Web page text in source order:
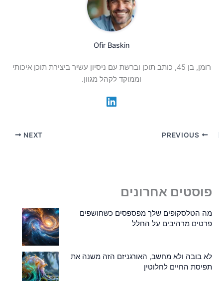
Ofir Baskin
רומן, בן 45, כותב תוכן וברשת עם ניסיון עשיר ביצירת תוכן איכותי
וממוקד לקהל מגוון.
NEXT
פוסטים אחרונים
מה הטלסקופים שלך מפספסים כשחושפים
פרטים מרהיבים על החלל
לא בובה ולא מחשב, האורגניזם הזה משנה את
תפיסת החיים לחלוטין